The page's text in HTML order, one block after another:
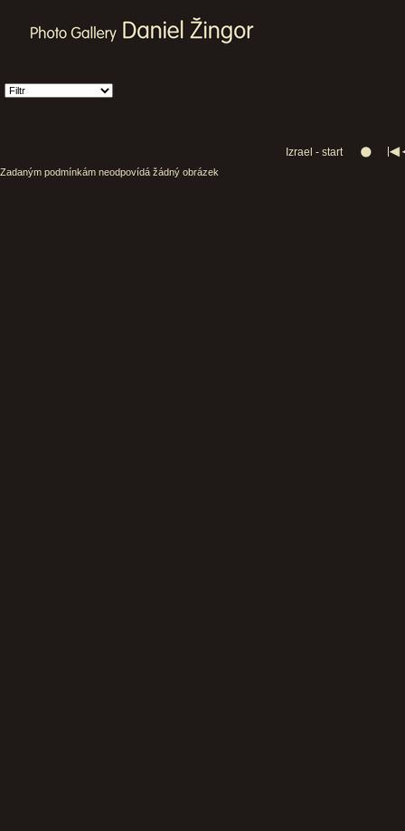
Izrael - start
Zadaným podmínkám neodpovídá žádný obrázek